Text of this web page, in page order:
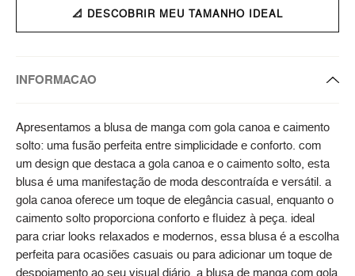
📐 DESCOBRIR MEU TAMANHO IDEAL
INFORMACAO
Apresentamos a blusa de manga com gola canoa e caimento
solto: uma fusão perfeita entre simplicidade e conforto. com
um design que destaca a gola canoa e o caimento solto, esta
blusa é uma manifestação de moda descontraída e versátil. a
gola canoa oferece um toque de elegância casual, enquanto o
caimento solto proporciona conforto e fluidez à peça. ideal
para criar looks relaxados e modernos, essa blusa é a escolha
perfeita para ocasiões casuais ou para adicionar um toque de
despojamento ao seu visual diário. a blusa de manga com gola